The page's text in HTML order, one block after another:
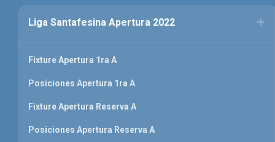
Liga Santafesina Apertura 2022
Fixture Apertura 1ra A
Posiciones Apertura 1ra A
Fixture Apertura Reserva A
Posiciones Apertura Reserva A